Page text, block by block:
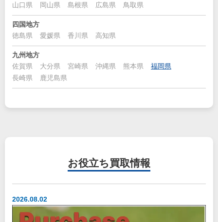
山口県
岡山県 島根県 広島県 鳥取県
四国地方
徳島県
愛媛県 香川県 高知県
九州地方
佐賀県
大分県 宮崎県 沖縄県 熊本県
福岡県
長崎県
鹿児島県
お役立ち 買取情報
2026.08.02